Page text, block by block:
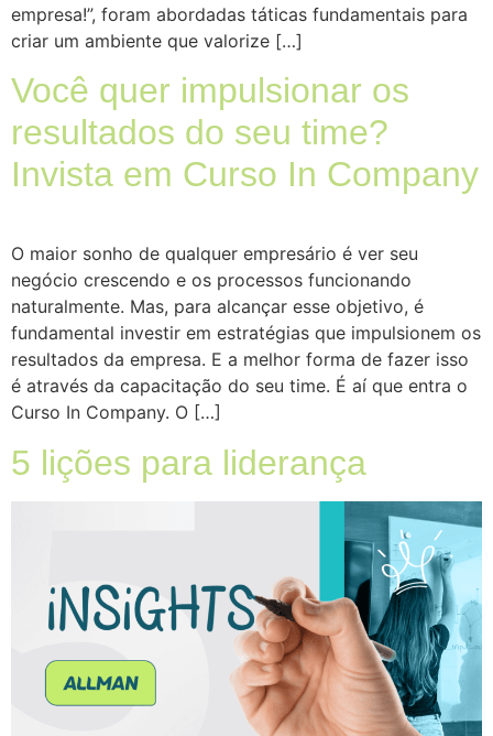
empresa!”, foram abordadas táticas fundamentais para
criar um ambiente que valorize […]
Você quer impulsionar os
resultados do seu time?
Invista em Curso In Company
O maior sonho de qualquer empresário é ver seu
negócio crescendo e os processos funcionando
naturalmente. Mas, para alcançar esse objetivo, é
fundamental investir em estratégias que impulsionem os
resultados da empresa. E a melhor forma de fazer isso
é através da capacitação do seu time. É aí que entra o
Curso In Company. O […]
5 lições para liderança